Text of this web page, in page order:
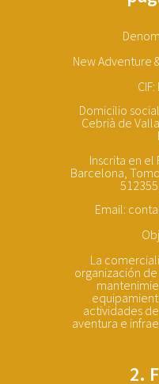
New Adventure
Domicilio
Cebrià de
Inscrita en el
Barcelona,
Email:
La
organización
actividades
aventura e
2.